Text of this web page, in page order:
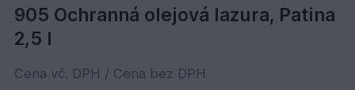
905 Ochranná olejová lazura, Patina
2,5 l
Cena vč. DPH / Cena bez DPH